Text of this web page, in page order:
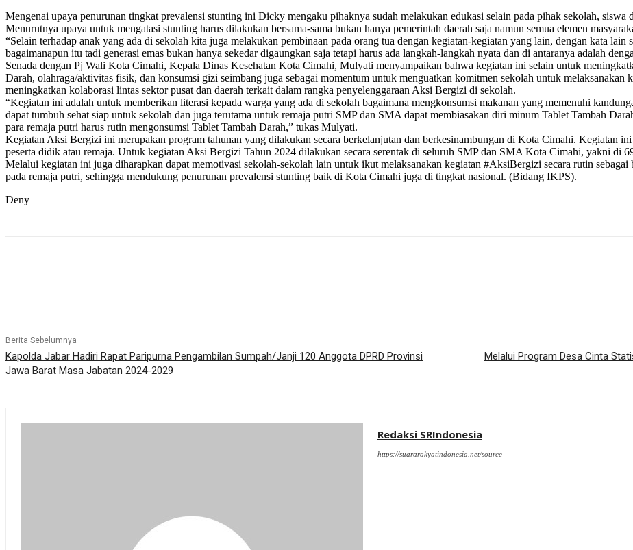
Mengenai upaya penurunan tingkat prevalensi stunting ini Dicky mengaku pihaknya sudah melakukan edukasi selain pada pihak sekolah, siswa
Menurutnya upaya untuk mengatasi stunting harus dilakukan bersama-sama bukan hanya pemerintah daerah saja namun semua elemen
“Selain terhadap anak yang ada di sekolah kita juga melakukan pembinaan pada orang tua dengan kegiatan-kegiatan yang lain, dengan kata
bagaimanapun itu tadi generasi emas bukan hanya sekedar digaungkan saja tetapi harus ada langkah-langkah nyata dan di antaranya adalah
Senada dengan Pj Wali Kota Cimahi, Kepala Dinas Kesehatan Kota Cimahi, Mulyati menyampaikan bahwa kegiatan ini selain untuk
Darah, olahraga/aktivitas fisik, dan konsumsi gizi seimbang juga sebagai momentum untuk menguatkan komitmen sekolah untuk
meningkatkan kolaborasi lintas sektor pusat dan daerah terkait dalam rangka penyelenggaraan Aksi Bergizi di sekolah.
“Kegiatan ini adalah untuk memberikan literasi kepada warga yang ada di sekolah bagaimana mengkonsumsi makanan yang memenuhi
dapat tumbuh sehat siap untuk sekolah dan juga terutama untuk remaja putri SMP dan SMA dapat membiasakan diri minum Tablet Tambah
para remaja putri harus rutin mengonsumsi Tablet Tambah Darah,” tukas Mulyati.
Kegiatan Aksi Bergizi ini merupakan program tahunan yang dilakukan secara berkelanjutan dan berkesinambungan di Kota Cimahi. Kegiatan
peserta didik atau remaja. Untuk kegiatan Aksi Bergizi Tahun 2024 dilakukan secara serentak di seluruh SMP dan SMA Kota Cimahi, yakni di
Melalui kegiatan ini juga diharapkan dapat memotivasi sekolah-sekolah lain untuk ikut melaksanakan kegiatan #AksiBergizi secara rutin
pada remaja putri, sehingga mendukung penurunan prevalensi stunting baik di Kota Cimahi juga di tingkat nasional. (Bidang IKPS).
Deny
Berita Sebelumnya
Kapolda Jabar Hadiri Rapat Paripurna Pengambilan Sumpah/Janji 120 Anggota DPRD Provinsi
Jawa Barat Masa Jabatan 2024-2029
Melalui Program Desa Cinta
Redaksi SRIndonesia
https://suararakyatindonesia.net/source